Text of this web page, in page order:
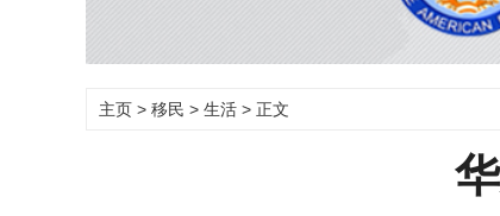
主页 > 移民 > 生活 > 正文